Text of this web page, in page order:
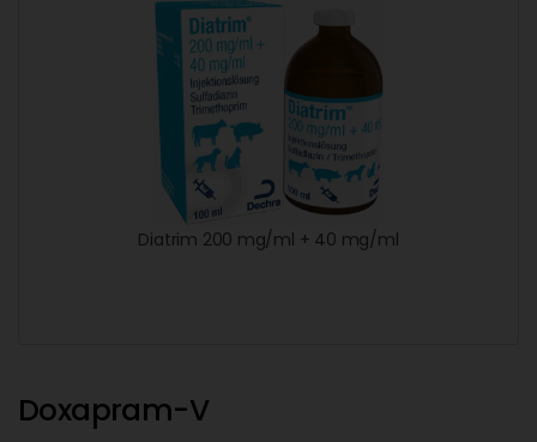
Diatrim 200 mg/ml + 40 mg/ml
Doxapram-V